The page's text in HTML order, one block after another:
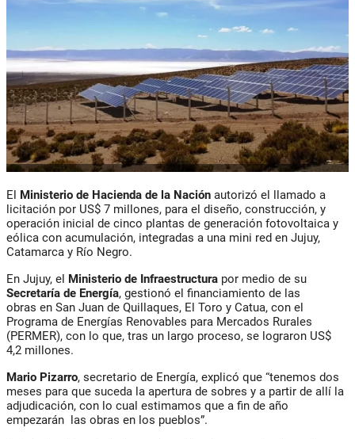
El Ministerio de Hacienda de la Nación autorizó el llamado a
licitación por US$ 7 millones, para el diseño, construcción, y
operación inicial de cinco plantas de generación fotovoltaica y
eólica con acumulación, integradas a una mini red en Jujuy,
Catamarca y Río Negro.
En Jujuy, el Ministerio de Infraestructura por medio de su
Secretaría de Energía, gestionó el financiamiento de las
obras en San Juan de Quillaques, El Toro y Catua, con el
Programa de Energías Renovables para Mercados Rurales
(PERMER), con lo que, tras un largo proceso, se lograron US$
4,2 millones.
Mario Pizarro, secretario de Energía, explicó que “tenemos dos
meses para que suceda la apertura de sobres y a partir de allí la
adjudicación, con lo cual estimamos que a fin de año
empezarán las obras en los pueblos”.